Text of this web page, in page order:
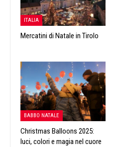
ITALIA
Mercatini di Natale in Tirolo
BABBO NATALE
Christmas Balloons 2025:
luci, colori e magia nel cuore